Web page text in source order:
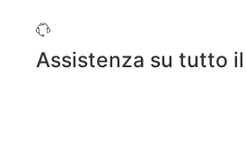
Assistenza su tutto